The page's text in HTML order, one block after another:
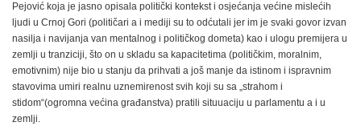
Pejović koja je jasno opisala politički kontekst i osjećanja većine mislećih
ljudi u Crnoj Gori (političari a i mediji su to odćutali jer im je svaki govor izvan
nasilja i navijanja van mentalnog i političkog dometa) kao i ulogu premijera u
zemlji u tranziciji, što on u skladu sa kapacitetima (političkim, moralnim,
emotivnim) nije bio u stanju da prihvati a još manje da istinom i ispravnim
stavovima umiri realnu uznemirenost svih koji su sa „strahom i
stidom“(ogromna većina građanstva) pratili situuaciju u parlamentu a i u
zemlji.